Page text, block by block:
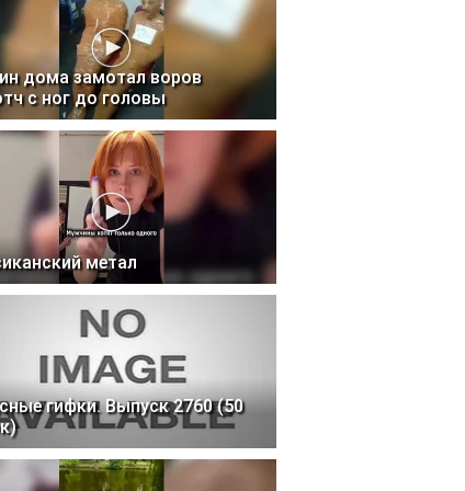
дома замотал воров
с ног до головы
метал
гифки. Выпуск 2760 (50